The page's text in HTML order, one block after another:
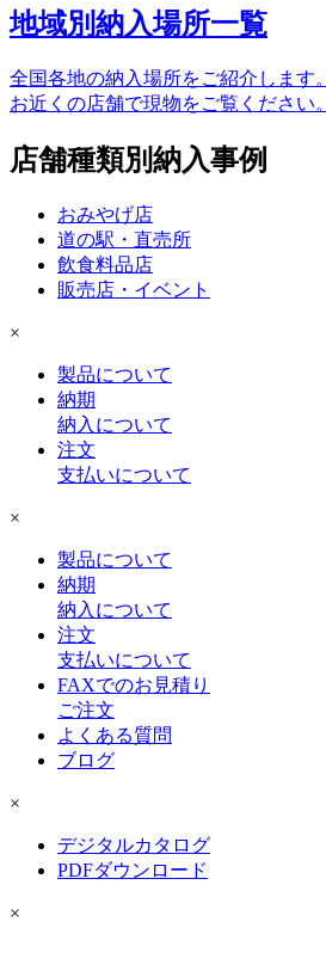
地域別納入場所一覧
全国各地の納入場所をご紹介します。
お近くの店舗で現物をご覧ください。
店舗種類別納入事例
おみやげ店
道の駅・直売所
飲食料品店
販売店・イベント
×
製品について
納期
納入について
注文
支払いについて
×
製品について
納期
納入について
注文
支払いについて
FAXでのお見積り
ご注文
よくある質問
ブログ
×
デジタルカタログ
PDFダウンロード
×